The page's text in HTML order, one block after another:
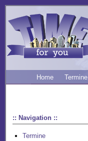
Home Termine
:: Navigation ::
Termine